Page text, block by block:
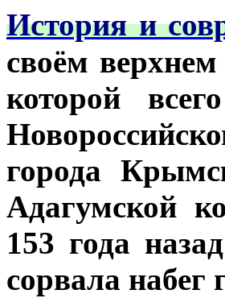
История и
своём
которой
города
Адагумской
153 года
сорвала набег